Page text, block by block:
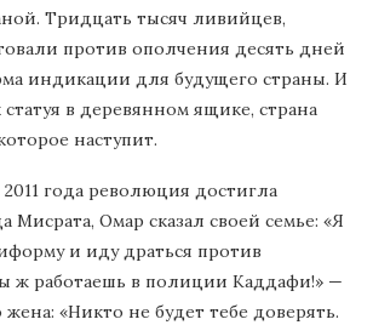
Тридцать тысяч ливийцев,
против ополчения десять дней
индикации для будущего страны. И
статуя в деревянном ящике, страна
наступит.
года революция достигла
Мисрата, Омар сказал своей семье: «Я
и иду драться против
ж работаешь в полиции Каддафи!» —
жена: «Никто не будет тебе доверять.